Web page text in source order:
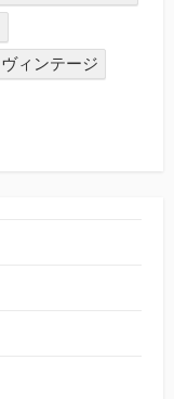
ヴィンテージ